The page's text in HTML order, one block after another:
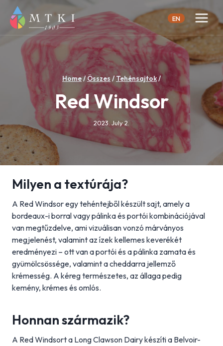
content
EN
Home/ Összes /Tehénsajtok/
Red Windsor
2023. July 2.
Milyen a textúrája?
A Red Windsor egy tehéntejből készült sajt, amely a
bordeaux-i borral vagy pálinka és portói kombinációjával
van megtűzdelve, ami vizuálisan vonzó márványos
megjelenést, valamint az ízek kellemes keverékét
eredményezi – ott van a portói és a pálinka zamata és
gyümölcsössége, valamint a cheddarra jellemző
krémesség. A kéreg természetes, az állaga pedig
kemény, krémes és omlós.
Honnan származik?
A Red Windsort a Long Clawson Dairy készíti a Belvoir-